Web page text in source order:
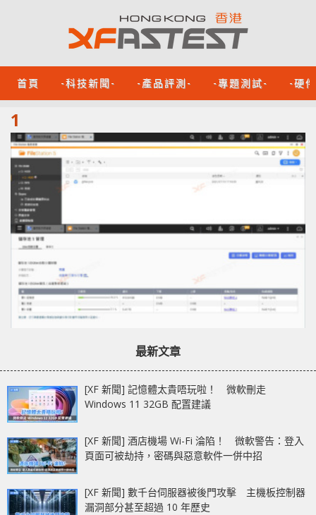
首頁 -科技新聞- -產品評測- -專題測試- -硬
1
最新文章
[XF 新聞] 記憶體太貴唔玩啦！ 微軟刪走
Windows 11 32GB 配置建議
[XF 新聞] 酒店機場 Wi-Fi 淪陷！ 微軟警告：登入
頁面可被劫持，密碼與惡意軟件一併中招
[XF 新聞] 數千台伺服器被後門攻擊 主機板控制器
漏洞部分甚至超過 10 年歷史